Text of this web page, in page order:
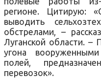
регионе. Цитирую:
выводить
обстрелами, –
Луганской области. –
угона
полей,
перевозок».